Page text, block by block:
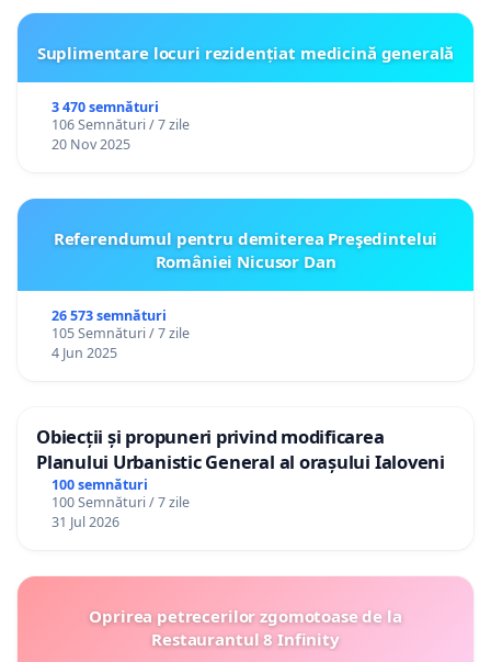
Suplimentare locuri rezidențiat medicină generală
3 470 semnături
106 Semnături / 7 zile
20 Nov 2025
Referendumul pentru demiterea Preşedintelui
României Nicusor Dan
26 573 semnături
105 Semnături / 7 zile
4 Jun 2025
Obiecții și propuneri privind modificarea
Planului Urbanistic General al orașului Ialoveni
100 semnături
100 Semnături / 7 zile
31 Jul 2026
Oprirea petrecerilor zgomotoase de la
Restaurantul 8 Infinity